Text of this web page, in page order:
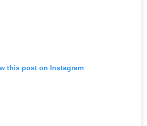
this post on Instagram